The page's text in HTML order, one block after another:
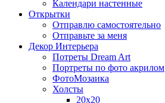
Календари настенные
Открытки
Отправлю самостоятельно
Отправьте за меня
Декор Интерьера
Потреты Dream Art
Портреты по фото акрилом
ФотоМозаика
Холсты
20х20